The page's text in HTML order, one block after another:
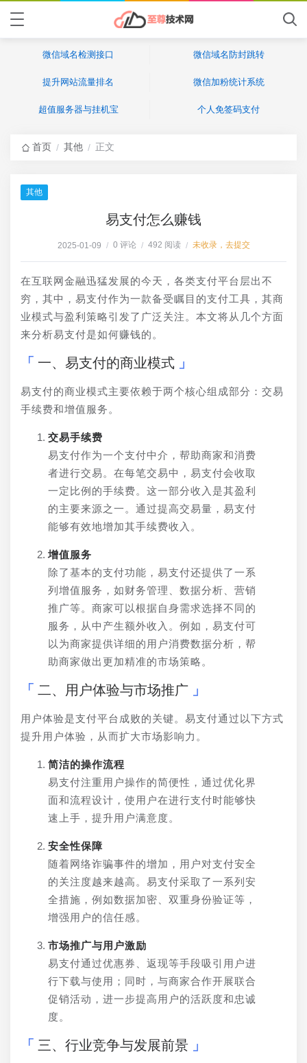
微信域名检测接口 微信域名防封跳转
提升网站流量排名 微信加粉统计系统
超值服务器与挂机宝 个人免签码支付
首页 / 其他 / 正文
其他
易支付怎么赚钱
2025-01-09 / 0 评论 / 492 阅读 / 未收录，去提交
在互联网金融迅猛发展的今天，各类支付平台层出不
穷，其中，易支付作为一款备受瞩目的支付工具，其商
业模式与盈利策略引发了广泛关注。本文将从几个方面
来分析易支付是如何赚钱的。
一、易支付的商业模式
易支付的商业模式主要依赖于两个核心组成部分：交易
手续费和增值服务。
交易手续费
易支付作为一个支付中介，帮助商家和消费
者进行交易。在每笔交易中，易支付会收取
一定比例的手续费。这一部分收入是其盈利
的主要来源之一。通过提高交易量，易支付
能够有效地增加其手续费收入。
增值服务
除了基本的支付功能，易支付还提供了一系
列增值服务，如财务管理、数据分析、营销
推广等。商家可以根据自身需求选择不同的
服务，从中产生额外收入。例如，易支付可
以为商家提供详细的用户消费数据分析，帮
助商家做出更加精准的市场策略。
二、用户体验与市场推广
用户体验是支付平台成败的关键。易支付通过以下方式
提升用户体验，从而扩大市场影响力。
简洁的操作流程
易支付注重用户操作的简便性，通过优化界
面和流程设计，使用户在进行支付时能够快
速上手，提升用户满意度。
安全性保障
随着网络诈骗事件的增加，用户对支付安全
的关注度越来越高。易支付采取了一系列安
全措施，例如数据加密、双重身份验证等，
增强用户的信任感。
市场推广与用户激励
易支付通过优惠券、返现等手段吸引用户进
行下载与使用；同时，与商家合作开展联合
促销活动，进一步提高用户的活跃度和忠诚
度。
三、行业竞争与发展前景